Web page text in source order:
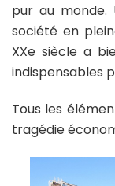
pur au
société en
XXe siècle a
indispensables
Tous les
tragédie